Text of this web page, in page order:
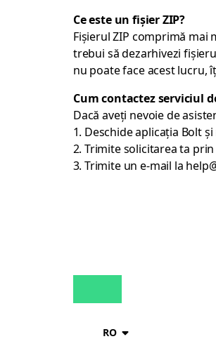
Ce este un fișier ZIP?
Fișierul ZIP comprimă
trebui să dezarhivezi
nu poate face acest lucru,
Cum contactez serviciul
Dacă aveți nevoie de
Deschide aplicația Bolt
Trimite solicitarea ta
Trimite un e-mail la
RO